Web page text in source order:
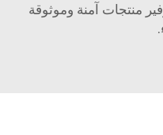
منتجات آمنة وموثوقة